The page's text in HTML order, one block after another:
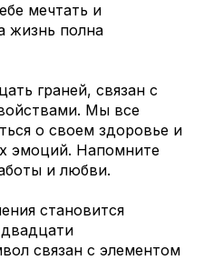
мечтать и
жизнь полна
граней, связан с
Мы все
о своем здоровье и
эмоций. Напомните
и любви.
становится
связан с элементом